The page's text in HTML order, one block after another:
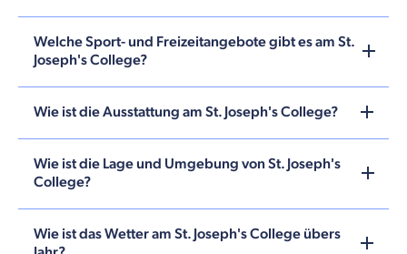
Welche Sport- und Freizeitangebote gibt es am St.
Joseph's College?
Wie ist die Ausstattung am St. Joseph's College?
Wie ist die Lage und Umgebung von St. Joseph's
College?
Wie ist das Wetter am St. Joseph's College übers